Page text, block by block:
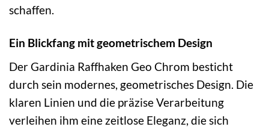
schaffen.
Ein Blickfang mit geometrischem Design
Der Gardinia Raffhaken Geo Chrom besticht
durch sein modernes, geometrisches Design. Die
klaren Linien und die präzise Verarbeitung
verleihen ihm eine zeitlose Eleganz, die sich